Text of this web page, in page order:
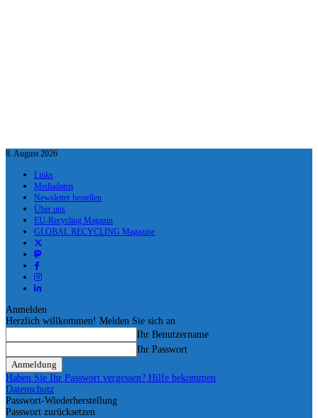
8. August 2026
Links
Mediadaten
Newsletter bestellen
Über uns
EU-Recycling Magazin
GLOBAL RECYCLING Magazine
Anmelden
Herzlich willkommen! Melden Sie sich an
Ihr Benutzername
Ihr Passwort
Haben Sie Ihr Passwort vergessen? Hilfe bekommen
Datenschutz
Passwort-Wiederherstellung
Passwort zurücksetzen